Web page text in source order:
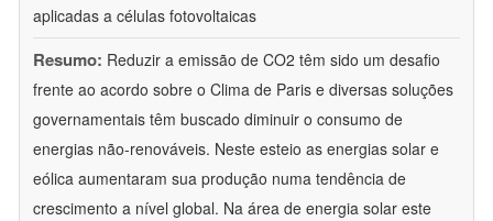
aplicadas a células fotovoltaicas
Resumo: Reduzir a emissão de CO2 têm sido um desafio
frente ao acordo sobre o Clima de Paris e diversas soluções
governamentais têm buscado diminuir o consumo de
energias não-renováveis. Neste esteio as energias solar e
eólica aumentaram sua produção numa tendência de
crescimento a nível global. Na área de energia solar este